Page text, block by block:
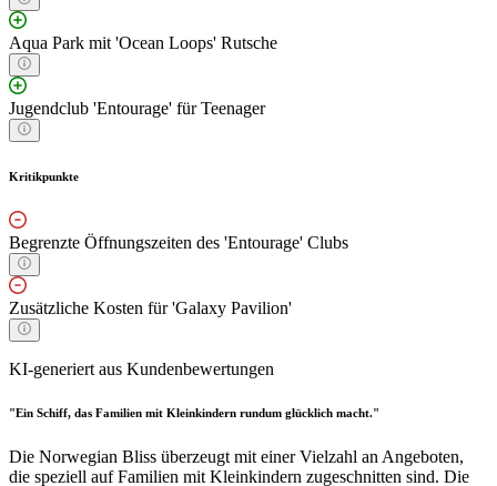
Aqua Park mit 'Ocean Loops' Rutsche
Jugendclub 'Entourage' für Teenager
Kritikpunkte
Begrenzte Öffnungszeiten des 'Entourage' Clubs
Zusätzliche Kosten für 'Galaxy Pavilion'
KI-generiert aus Kundenbewertungen
"Ein Schiff, das Familien mit Kleinkindern rundum glücklich macht."
Die Norwegian Bliss überzeugt mit einer Vielzahl an Angeboten,
die speziell auf Familien mit Kleinkindern zugeschnitten sind. Die